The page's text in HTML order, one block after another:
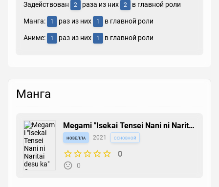
Задействован 2 раза из них 2 в главной роли
Манга: 1 раз из них 1 в главной роли
Аниме: 1 раз из них 1 в главной роли
Манга
Megami "Isekai Tensei Nani ni Naritai
desu ka" Ore "Yuusha no Rokkotsu
de"
новелла 2021 основной
0
0